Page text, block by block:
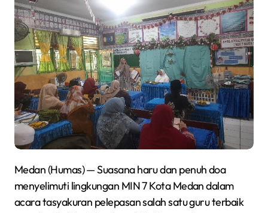
Medan (Humas) — Suasana haru dan penuh doa
menyelimuti lingkungan MIN 7 Kota Medan dalam
acara tasyakuran pelepasan salah satu guru terbaik